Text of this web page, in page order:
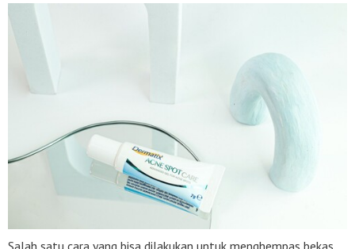
Salah satu cara yang bisa dilakukan untuk menghempas bekas